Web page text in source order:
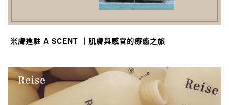
米膚進駐 A SCENT ｜肌膚與感官的療癒之旅